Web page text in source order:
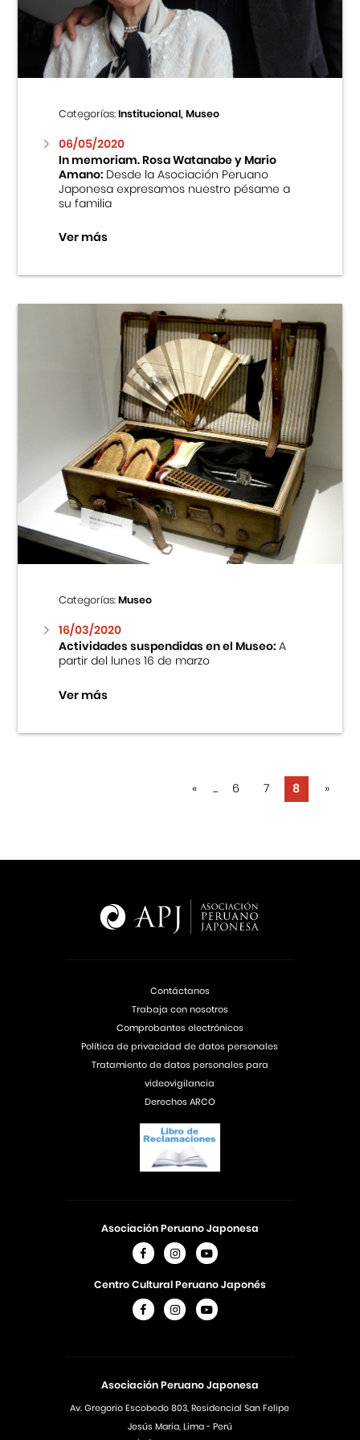
Centro Cultural Peruano Japonés
Cursos
Museo de la Inmigración Japonesa
Fondo Editorial
Teatro Peruano Japonés
Categorías:Institucional, Museo
06/05/2020
In memoriam. Rosa Watanabe y Mario
Amano:Desde la Asociación Peruano
Japonesa expresamos nuestro pésame a
su familia
Ver más
Categorías:Museo
16/03/2020
Actividades suspendidas en el Museo:A
partir del lunes 16 de marzo
Ver más
« ... 6 7 8 »
Asociación Peruano Japonesa
Av. Gregorio Escobedo 803, Residencial San Felipe
Jesús Maria, Lima - Perú
Asociación Peruano Japonesa
Centro Cultural Peruano Japonés
Contáctanos
Trabaja con nosotros
Comprobantes electrónicos
Política de privacidad de datos personales
Tratamiento de datos personales para
videovigilancia
Derechos ARCO